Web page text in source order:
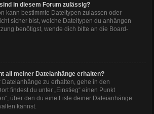
in diesem Forum zulässig?
kann bestimmte Dateitypen zulassen oder
sicher bist, welche Dateitypen du anhängen
benötigst, wende dich bitte an die Board-
all meiner Dateianhänge erhalten?
zu erhalten, gehe in den
findest du unter „Einstieg“ einen Punkt
über den du eine Liste deiner Dateianhänge
kannst.